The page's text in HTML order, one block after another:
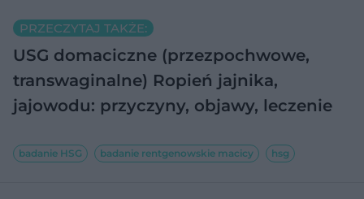
PRZECZYTAJ TAKŻE:
USG domaciczne (przezpochwowe,
transwaginalne) Ropień jajnika,
jajowodu: przyczyny, objawy, leczenie
badanie HSG badanie rentgenowskie macicy hsg